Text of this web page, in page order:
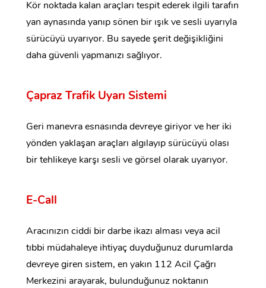
Kör noktada kalan araçları tespit ederek ilgili tarafın
yan aynasında yanıp sönen bir ışık ve sesli uyarıyla
sürücüyü uyarıyor. Bu sayede şerit değişikliğini
daha güvenli yapmanızı sağlıyor.
Çapraz Trafik Uyarı Sistemi
Geri manevra esnasında devreye giriyor ve her iki
yönden yaklaşan araçları algılayıp sürücüyü olası
bir tehlikeye karşı sesli ve görsel olarak uyarıyor.
E-Call
Aracınızın ciddi bir darbe ikazı alması veya acil
tıbbi müdahaleye ihtiyaç duyduğunuz durumlarda
devreye giren sistem, en yakın 112 Acil Çağrı
Merkezini arayarak, bulunduğunuz noktanın